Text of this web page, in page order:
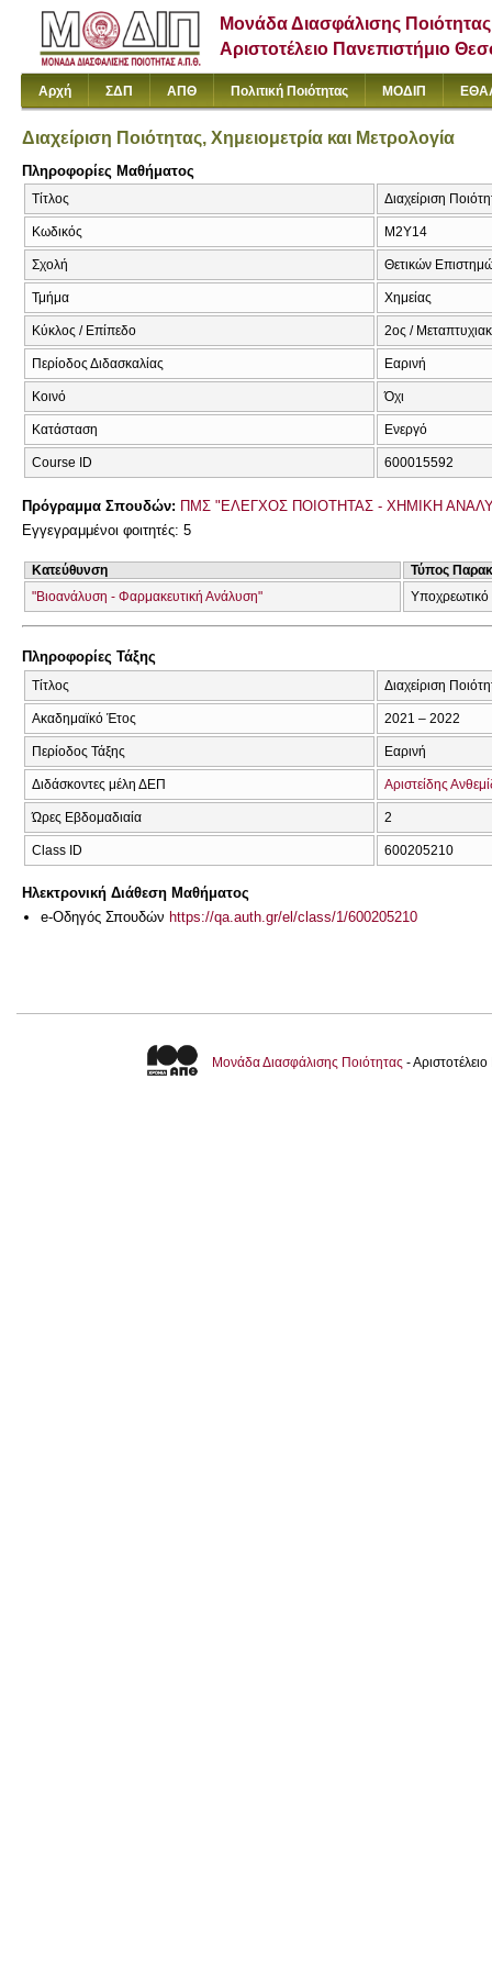
Μονάδα Διασφάλισης Ποιότητας
Αριστοτέλειο Πανεπιστήμιο
Αρχή ΣΔΠ ΑΠΘ Πολιτική Ποιότητας ΜΟΔΙΠ
Διαχείριση Ποιότητας, Χημειομετρία και Μετρολογία
Πληροφορίες Μαθήματος
Τίτλος Διαχείριση
Κωδικός Μ2Υ14
Σχολή Θετικών
Τμήμα Χημείας
Κύκλος / Επίπεδο 2ος /
Περίοδος Διδασκαλίας Εαρινή
Κοινό Όχι
Κατάσταση Ενεργό
Course ID 600015592
Πρόγραμμα Σπουδών: ΠΜΣ "ΕΛΕΓΧΟΣ ΠΟΙΟΤΗΤΑΣ - ΧΗΜΙΚΗ
Εγγεγραμμένοι φοιτητές: 5
Κατεύθυνση
Τύπος
"Βιοανάλυση - Φαρμακευτική Ανάλυση"
Υποχρεωτικό
Πληροφορίες Τάξης
Τίτλος Διαχείριση
Ακαδημαϊκό Έτος 2021 – 2022
Περίοδος Τάξης Εαρινή
Διδάσκοντες μέλη ΔΕΠ Αριστείδης
Ώρες Εβδομαδιαία 2
Class ID 600205210
Ηλεκτρονική Διάθεση Μαθήματος
e-Οδηγός Σπουδών https://qa.auth.gr/el/class/1/600205210
Μονάδα Διασφάλισης Ποιότητας -